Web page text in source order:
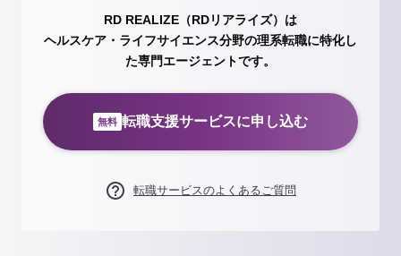
RD REALIZE（RDリアライズ）は
ヘルスケア・ライフサイエンス分野の理系転職に特化し
た専門エージェントです。
無料 転職支援サービスに申し込む
転職サービスのよくあるご質問